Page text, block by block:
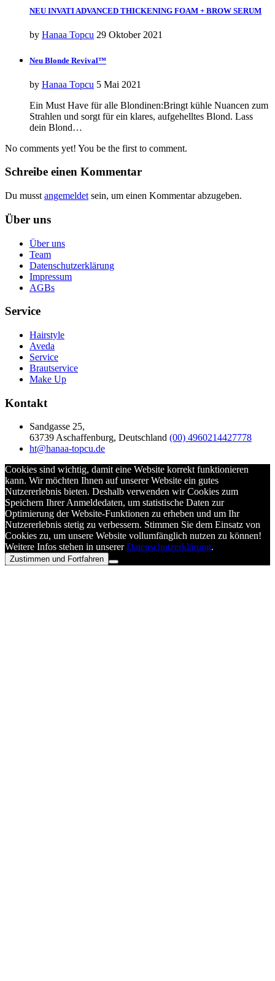
NEU INVATI ADVANCED THICKENING FOAM + BROW SERUM
by Hanaa Topcu 29 Oktober 2021
Neu Blonde Revival™
by Hanaa Topcu 5 Mai 2021
Ein Must Have für alle Blondinen:Bringt kühle Nuancen zum
Strahlen und sorgt für ein klares, aufgehelltes Blond. Lass
dein Blond…
No comments yet! You be the first to comment.
Schreibe einen Kommentar
Du musst angemeldet sein, um einen Kommentar abzugeben.
Über uns
Über uns
Team
Datenschutzerklärung
Impressum
AGBs
Service
Hairstyle
Aveda
Service
Brautservice
Make Up
Kontakt
Sandgasse 25,
63739 Aschaffenburg, Deutschland (00) 4960214427778
ht@hanaa-topcu.de
Cookies sind wichtig, damit eine Website korrekt funktionieren
kann. Wir möchten Ihnen auf unserer Website ein gutes
Nutzererlebnis bieten. Deshalb verwenden wir Cookies zum
Speichern Ihrer Anmeldedaten, um statistische Daten zur
Optimierung der Website-Funktionen zu erheben und um Ihr
Nutzererlebnis stetig zu verbessern. Stimmen Sie dem Einsatz von
Cookies zu, um unsere Website vollumfänglich nutzen zu können!
Weitere Infos stehen in unsererDatenschutzerklärung.
Zustimmen und Fortfahren